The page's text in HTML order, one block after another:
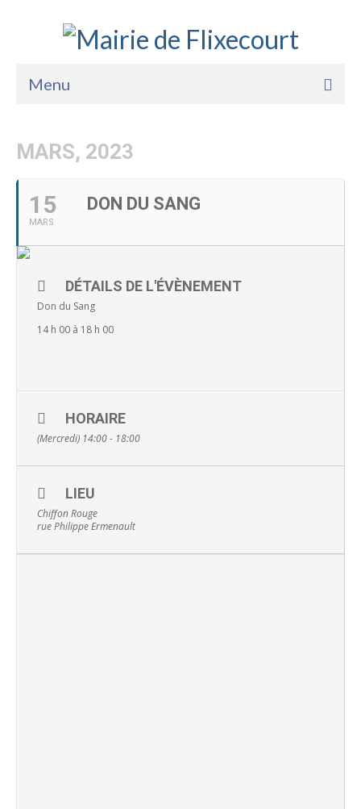
Menu
La Mairie
Vie Pratique
Services
Sports Loisirs et Culture
MARS, 2023
15
MARS
DON DU SANG
DÉTAILS DE L'ÉVÈNEMENT
Don du Sang
14 h 00 à 18 h 00
HORAIRE
(Mercredi) 14:00 - 18:00
LIEU
Chiffon Rouge
rue Philippe Ermenault